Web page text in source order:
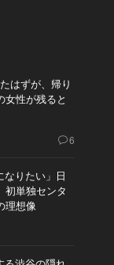
はずが、帰り
性が残ると
6
なりたい」日
初単独センタ
理想像